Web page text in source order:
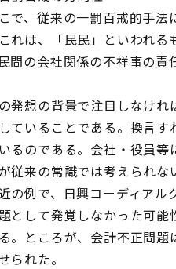
で、従来の一罰百戒的手法
れは、「民民」といわれ
間の会社関係の不祥事の
発想の背景で注目しなけれ
ていることである。換言
るのである。会社・役員
従来の常識では考えられな
の例で、日興コーディアル
として発覚しなかった可
。ところが、会計不正問
られた。